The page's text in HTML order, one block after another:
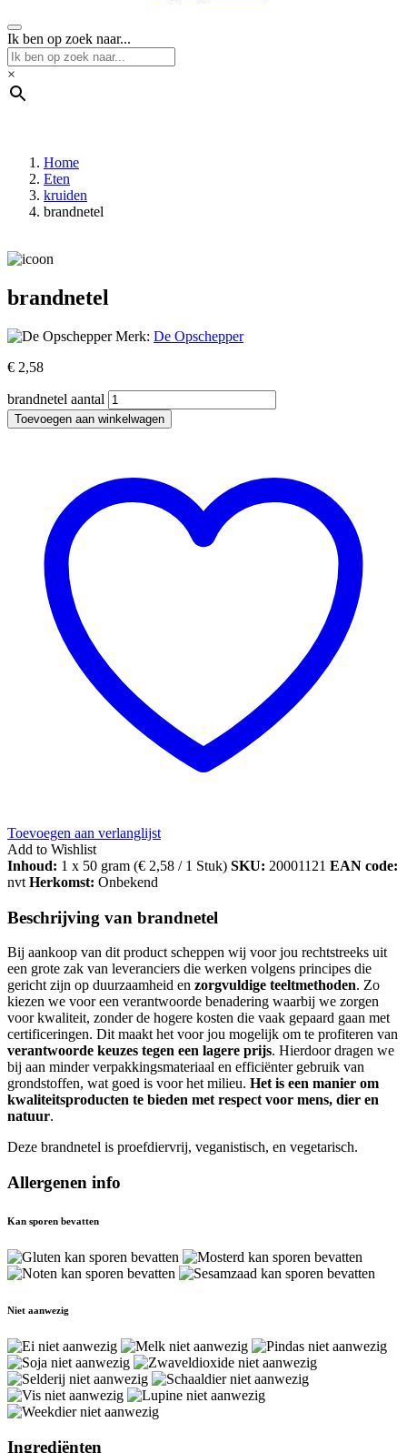
Ik ben op zoek naar...
×
Home
Eten
kruiden
brandnetel
brandnetel
Merk: De Opschepper
€ 2,58
brandnetel aantal
Toevoegen aan winkelwagen
Toevoegen aan verlanglijst
Add to Wishlist
Inhoud: 1 x 50 gram (€ 2,58 / 1 Stuk) SKU: 20001121 EAN code:
nvt Herkomst: Onbekend
Beschrijving van brandnetel
Bij aankoop van dit product scheppen wij voor jou rechtstreeks uit
een grote zak van leveranciers die werken volgens principes die
gericht zijn op duurzaamheid en zorgvuldige teeltmethoden. Zo
kiezen we voor een verantwoorde benadering waarbij we zorgen
voor kwaliteit, zonder de hogere kosten die vaak gepaard gaan met
certificeringen. Dit maakt het voor jou mogelijk om te profiteren van
verantwoorde keuzes tegen een lagere prijs. Hierdoor dragen we
bij aan minder verpakkingsmateriaal en efficiënter gebruik van
grondstoffen, wat goed is voor het milieu. Het is een manier om
kwaliteitsproducten te bieden met respect voor mens, dier en
natuur.
Deze brandnetel is proefdiervrij, veganistisch, en vegetarisch.
Allergenen info
Kan sporen bevatten
Niet aanwezig
Ingrediënten